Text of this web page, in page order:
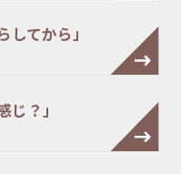
てから」
？」